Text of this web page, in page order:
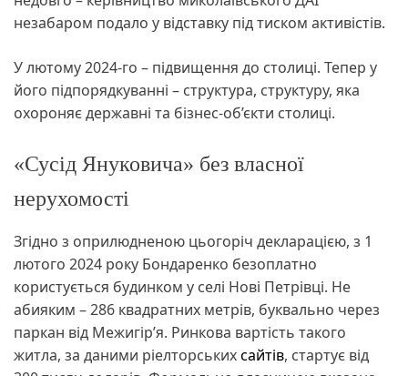
незабаром подало у відставку під тиском активістів.
У лютому 2024-го – підвищення до столиці. Тепер у
його підпорядкуванні – структура, структуру, яка
охороняє державні та бізнес-об’єкти столиці.
«Сусід Януковича» без власної
нерухомості
Згідно з оприлюдненою цьогоріч декларацією, з 1
лютого 2024 року Бондаренко безоплатно
користується будинком у селі Нові Петрівці. Не
абияким – 286 квадратних метрів, буквально через
паркан від Межигір’я. Ринкова вартість такого
житла, за даними ріелторськихсайтів, стартує від